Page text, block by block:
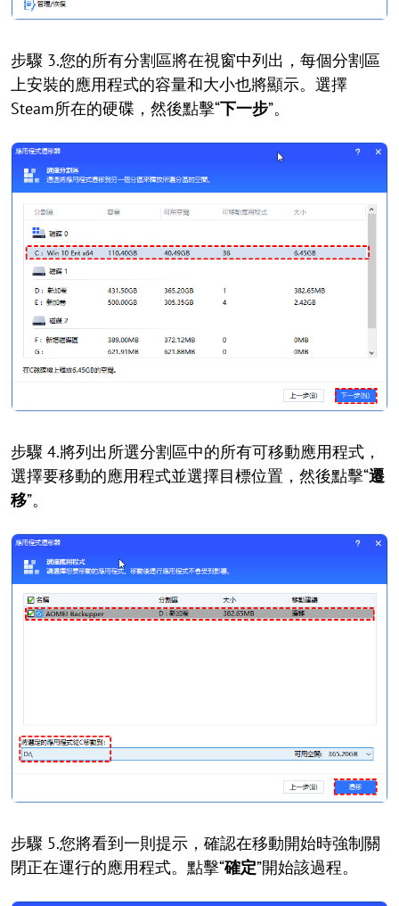
步驟 3.您的所有分割區將在視窗中列出，每個分割區
上安裝的應用程式的容量和大小也將顯示。選擇
Steam所在的硬碟，然後點擊“下一步”。
步驟 4.將列出所選分割區中的所有可移動應用程式，
選擇要移動的應用程式並選擇目標位置，然後點擊“遷
移”。
步驟 5.您將看到一則提示，確認在移動開始時強制關
閉正在運行的應用程式。點擊“確定”開始該過程。